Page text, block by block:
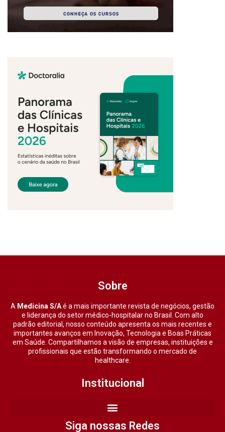
Sobre
A Medicina S/Aé a mais importante revista de negócios, gestão
e liderança do setor médico-hospitalar no Brasil. Com alto
padrão editorial, nosso conteúdo apresenta os mais recentes e
importantes avanços em Inovação, Tecnologia e Boas Práticas
em Saúde. Compartilhamos a visão de empresas, instituições e
profissionais que estão transformando o mercado de
healthcare.
Institucional
Siga nossas Redes